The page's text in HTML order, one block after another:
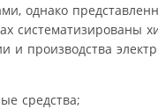
однако
систематизированы
и производства
средства;